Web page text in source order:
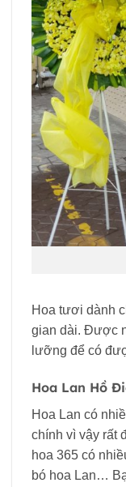
Hoa tươi dành
gian dài. Được
lưỡng để có
Hoa Lan Hồ
Hoa Lan có
chính vì vậy rất
hoa 365 có
bó hoa Lan…